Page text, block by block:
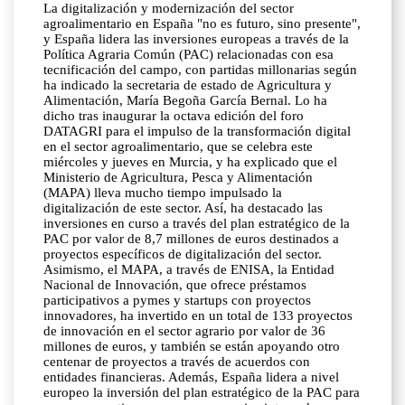
La digitalización y modernización del sector
agroalimentario en España "no es futuro, sino presente",
y España lidera las inversiones europeas a través de la
Política Agraria Común (PAC) relacionadas con esa
tecnificación del campo, con partidas millonarias según
ha indicado la secretaria de estado de Agricultura y
Alimentación, María Begoña García Bernal. Lo ha
dicho tras inaugurar la octava edición del foro
DATAGRI para el impulso de la transformación digital
en el sector agroalimentario, que se celebra este
miércoles y jueves en Murcia, y ha explicado que el
Ministerio de Agricultura, Pesca y Alimentación
(MAPA) lleva mucho tiempo impulsado la
digitalización de este sector. Así, ha destacado las
inversiones en curso a través del plan estratégico de la
PAC por valor de 8,7 millones de euros destinados a
proyectos específicos de digitalización del sector.
Asimismo, el MAPA, a través de ENISA, la Entidad
Nacional de Innovación, que ofrece préstamos
participativos a pymes y startups con proyectos
innovadores, ha invertido en un total de 133 proyectos
de innovación en el sector agrario por valor de 36
millones de euros, y también se están apoyando otro
centenar de proyectos a través de acuerdos con
entidades financieras. Además, España lidera a nivel
europeo la inversión del plan estratégico de la PAC para